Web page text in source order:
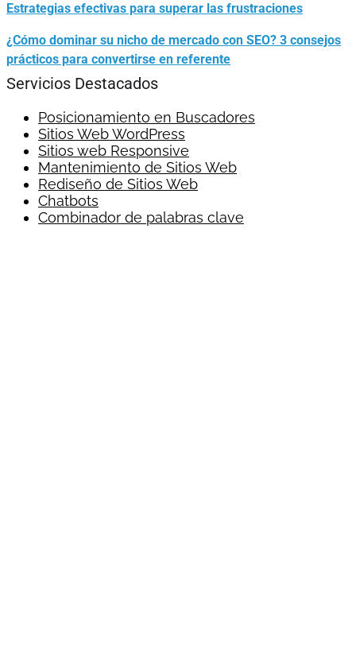
Estrategias efectivas para superar las frustraciones
¿Cómo dominar su nicho de mercado con SEO? 3 consejos
prácticos para convertirse en referente
Servicios Destacados
Posicionamiento en Buscadores
Sitios Web WordPress
Sitios web Responsive
Mantenimiento de Sitios Web
Rediseño de Sitios Web
Chatbots
Combinador de palabras clave